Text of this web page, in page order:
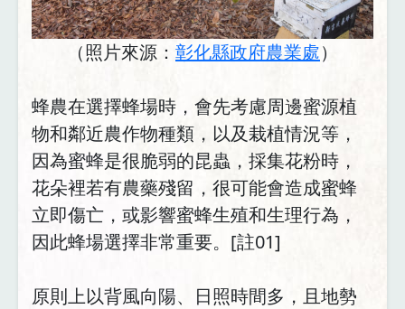
（照片來源： 彰化縣政府農業處）
蜂農在選擇蜂場時，會先考慮周邊蜜源植
物和鄰近農作物種類，以及栽植情況等，
因為蜜蜂是很脆弱的昆蟲，採集花粉時，
花朵裡若有農藥殘留，很可能會造成蜜蜂
立即傷亡，或影響蜜蜂生殖和生理行為，
因此蜂場選擇非常重要。[註01]
原則上以背風向陽、日照時間多，且地勢